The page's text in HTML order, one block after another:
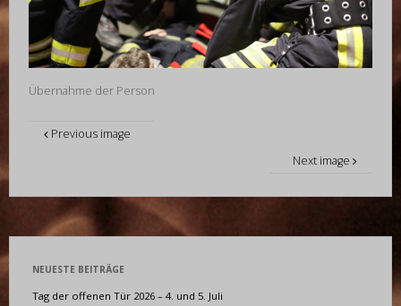
Übernahme der Person
Previous image
Next image
NEUESTE BEITRÄGE
Tag der offenen Tür 2026 – 4. und 5. Juli